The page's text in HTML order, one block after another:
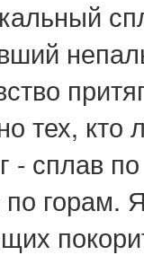
тех,
- сплав
горам.